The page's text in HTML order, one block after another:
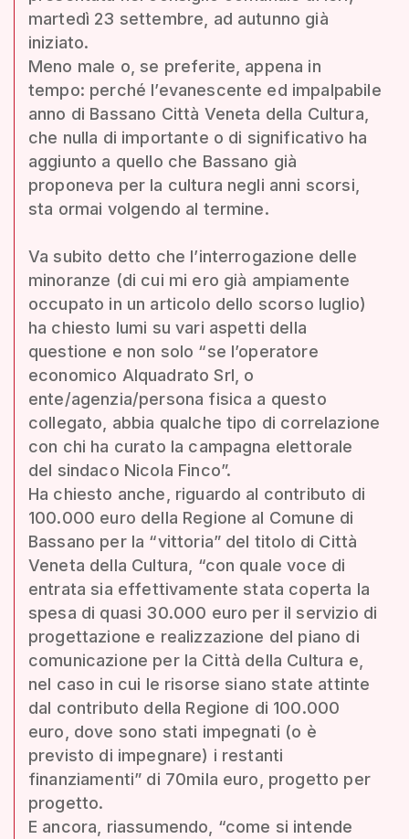
martedì 23 settembre, ad autunno già
iniziato.
Meno male o, se preferite, appena in
tempo: perché l’evanescente ed impalpabile
anno di Bassano Città Veneta della Cultura,
che nulla di importante o di significativo ha
aggiunto a quello che Bassano già
proponeva per la cultura negli anni scorsi,
sta ormai volgendo al termine.
Va subito detto che l’interrogazione delle
minoranze (di cui mi ero già ampiamente
occupato in un articolo dello scorso luglio)
ha chiesto lumi su vari aspetti della
questione e non solo “se l’operatore
economico Alquadrato Srl, o
ente/agenzia/persona fisica a questo
collegato, abbia qualche tipo di correlazione
con chi ha curato la campagna elettorale
del sindaco Nicola Finco”.
Ha chiesto anche, riguardo al contributo di
100.000 euro della Regione al Comune di
Bassano per la “vittoria” del titolo di Città
Veneta della Cultura, “con quale voce di
entrata sia effettivamente stata coperta la
spesa di quasi 30.000 euro per il servizio di
progettazione e realizzazione del piano di
comunicazione per la Città della Cultura e,
nel caso in cui le risorse siano state attinte
dal contributo della Regione di 100.000
euro, dove sono stati impegnati (o è
previsto di impegnare) i restanti
finanziamenti” di 70mila euro, progetto per
progetto.
E ancora, riassumendo, “come si intende